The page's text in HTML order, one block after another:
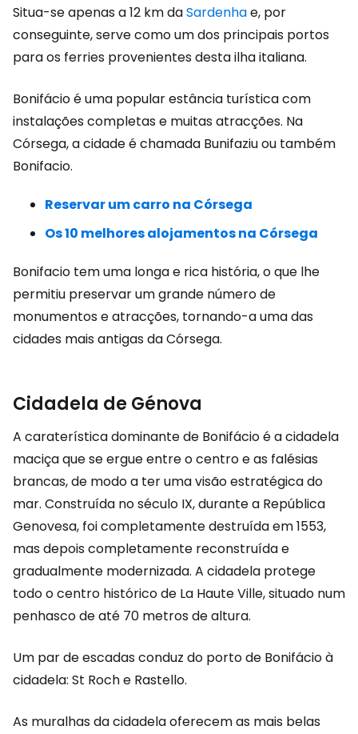
Situa-se apenas a 12 km daSardenhae, por
conseguinte, serve como um dos principais portos
para os ferries provenientes desta ilha italiana.
Bonifácio é uma popular estância turística com
instalações completas e muitas atracções. Na
Córsega, a cidade é chamada Bunifaziu ou também
Bonifacio.
Reservar um carro na Córsega
Os 10 melhores alojamentos na Córsega
Bonifacio tem uma longa e rica história, o que lhe
permitiu preservar um grande número de
monumentos e atracções, tornando-a uma das
cidades mais antigas da Córsega.
Cidadela de Génova
A caraterística dominante de Bonifácio é a cidadela
maciça que se ergue entre o centro e as falésias
brancas, de modo a ter uma visão estratégica do
mar. Construída no século IX, durante a República
Genovesa, foi completamente destruída em 1553,
mas depois completamente reconstruída e
gradualmente modernizada. A cidadela protege
todo o centro histórico de La Haute Ville, situado num
penhasco de até 70 metros de altura.
Um par de escadas conduz do porto de Bonifácio à
cidadela: St Roch e Rastello.
As muralhas da cidadela oferecem as mais belas